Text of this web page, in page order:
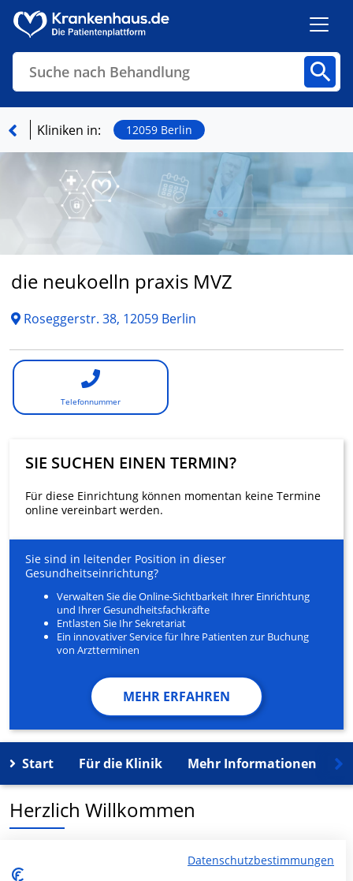
Suche nach Behandlung
Finden
Kliniken in: 12059 Berlin
die neukoelln praxis MVZ
Roseggerstr. 38, 12059 Berlin
Telefonnummer
SIE SUCHEN EINEN TERMIN?
Für diese Einrichtung können momentan keine Termine
online vereinbart werden.
Sie sind in leitender Position in dieser
Gesundheitseinrichtung?
Verwalten Sie die Online-Sichtbarkeit Ihrer Einrichtung
und Ihrer Gesundheitsfachkräfte
Entlasten Sie Ihr Sekretariat
Ein innovativer Service für Ihre Patienten zur Buchung
von Arztterminen
MEHR ERFAHREN
Start Für die Klinik Mehr Informationen
Herzlich Willkommen
die neukoelln praxis MVZ in der Roseggerstr. 38 ist ein
medizinisches Versorgungszentrum in Berlin.
Datenschutzbestimmungen